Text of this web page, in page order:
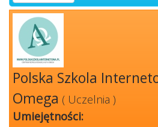
Polska Szkola
Omega ( Uczelnia )
Umiejętności: